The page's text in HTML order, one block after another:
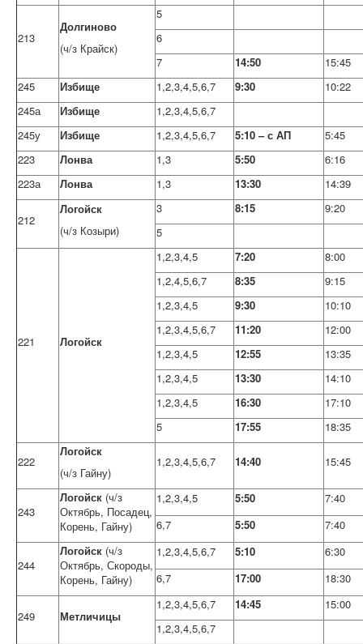
213
Долгиново
(ч/з Крайск)
5
6
7
14:50
15:45
245
Избище 1,2,3,4,5,6,7 9:30
10:22
245а
Избище
1,2,3,4,5,6,7
245у
Избище 1,2,3,4,5,6,7 5:10 – с АП
5:45
223
Лонва 1,3 5:50
6:16
223а
Лонва 1,3 13:30 14:39
212
Логойск
(ч/з Козыри)
3 8:15
9:20
5
221 Логойск
1,2,3,4,5 7:20
8:00
1,2,4,5,6,7
8:35
9:15
1,2,3,4,5
9:30
10:10
1,2,3,4,5,6,7
11:20
12:00
1,2,3,4,5
12:55
13:35
1,2,3,4,5
13:30
14:10
1,2,3,4,5
16:30
17:10
5
17:55 18:35
222
Логойск
(ч/з Гайну)
1,2,3,4,5,6,7 14:40 15:45
243
Логойск (ч/з
Октябрь, Посадец,
Корень, Гайну)
1,2,3,4,5 5:50
7:40
6,7
5:50 7:40
244
Логойск (ч/з
Октябрь, Скороды,
Корень, Гайну)
1,2,3,4,5,6,7 5:10
6:30
6,7
17:00 18:30
249 Метличицы
1,2,3,4,5,6,7 14:45
15:00
1,2,3,4,5,6,7